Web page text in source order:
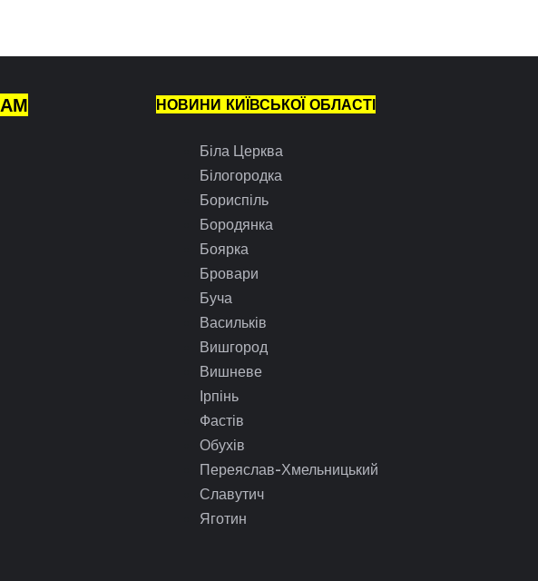
НОВИНИ КИЇВСЬКОЇ ОБЛАСТІ
Біла Церква
Білогородка
Бориспіль
Бородянка
Боярка
Бровари
Буча
Васильків
Вишгород
Вишневе
Ірпінь
Фастів
Обухів
Переяслав-Хмельницький
Славутич
Яготин